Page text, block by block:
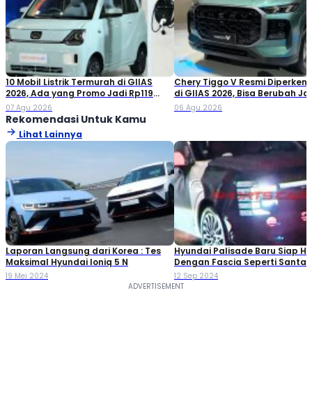
10 Mobil Listrik Termurah di GIIAS
2026, Ada yang Promo Jadi Rp119
Jutaan!
07 Agu 2026
Chery Tiggo V Resmi
di GIIAS 2026, Bisa Berubah
Double Cabin
06 Agu 2026
Rekomendasi Untuk Kamu
Lihat Lainnya
Laporan Langsung dari Korea : Tes
Maksimal Hyundai Ioniq 5 N
19 Mei 2024
Hyundai Palisade Baru Siap
Dengan Fascia Seperti Santa
12 Sep 2024